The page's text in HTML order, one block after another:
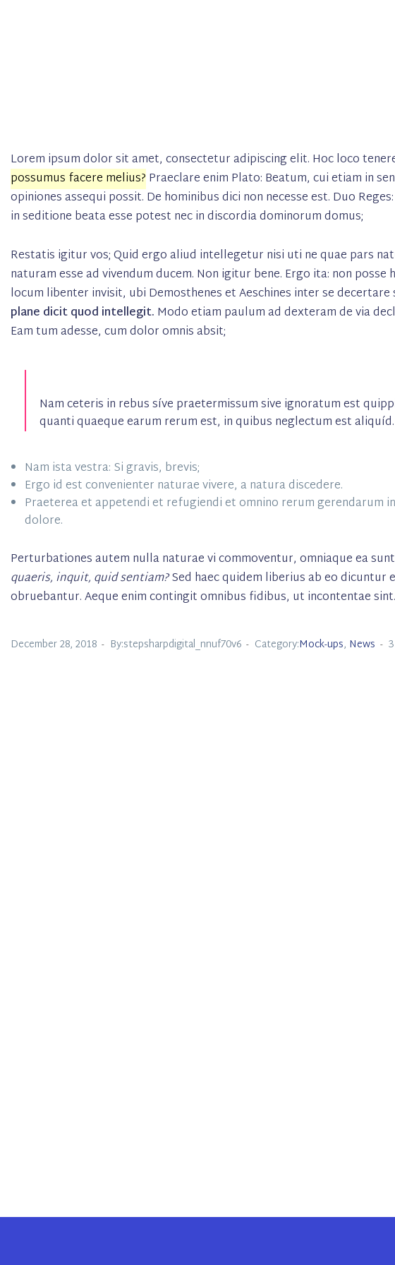
Lorem ipsum dolor sit amet, consectetur adipiscing elit. Hoc loco
possumus facere melius? Praeclare enim Plato: Beatum, cui etiam in
opiniones assequi possit. De hominibus dici non necesse est. Duo
in seditione beata esse potest nec in discordia dominorum domus;
Restatis igitur vos; Quid ergo aliud intellegetur nisi uti ne quae pars
naturam esse ad vivendum ducem. Non igitur bene. Ergo ita: non posse
locum libenter invisit, ubi Demosthenes et Aeschines inter se
plane dicit quod intellegit. Modo etiam paulum ad dexteram de via
Eam tum adesse, cum dolor omnis absit;
Nam ceteris in rebus síve praetermissum sive ignoratum est
quanti quaeque earum rerum est, in quibus neglectum est aliquíd.
Nam ista vestra: Si gravis, brevis;
Ergo id est convenienter naturae vivere, a natura discedere.
Praeterea et appetendi et refugiendi et omnino rerum
dolore.
Perturbationes autem nulla naturae vi commoventur, omniaque ea
quaeris, inquit, quid sentiam?Sed haec quidem liberius ab eo dicuntur
obruebantur. Aeque enim contingit omnibus fidibus, ut incontentae
December 28, 2018 By:stepsharpdigital_nnuf70v6 Category:Mock-ups, News